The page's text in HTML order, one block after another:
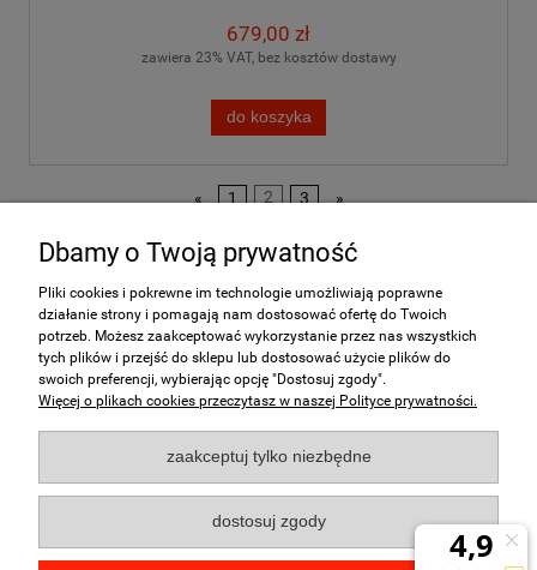
679,00 zł
zawiera 23% VAT, bez kosztów dostawy
do koszyka
« 1 2 3 »
Pomoc
Moje konto
Informacje
Dbamy o Twoją prywatność
Pliki cookies i pokrewne im technologie umożliwiają poprawne
działanie strony i pomagają nam dostosować ofertę do Twoich
potrzeb. Możesz zaakceptować wykorzystanie przez nas wszystkich
tych plików i przejść do sklepu lub dostosować użycie plików do
swoich preferencji, wybierając opcję "Dostosuj zgody".
Więcej o plikach cookies przeczytasz w naszej Polityce prywatności.
zaakceptuj tylko niezbędne
dostosuj zgody